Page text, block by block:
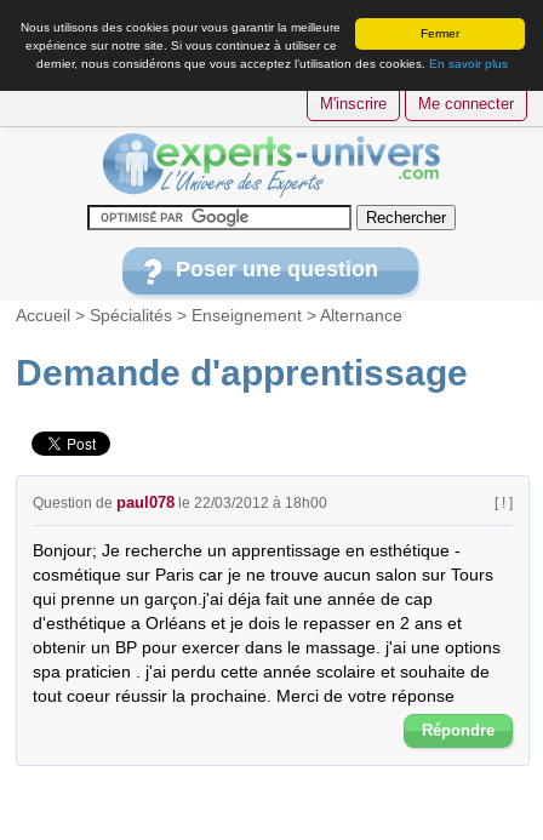
Fermer
Nous utilisons des cookies pour vous garantir la meilleure
expérience sur notre site. Si vous continuez à utiliser ce
dernier, nous considérons que vous acceptez l’utilisation des cookies. En savoir plus
M'inscrire Me connecter
Poser une question
Accueil > Spécialités > Enseignement >Alternance
Demande d'apprentissage
Question depaul078 le 22/03/2012 à 18h00 [ ! ]
Bonjour; Je recherche un apprentissage en esthétique -
cosmétique sur Paris car je ne trouve aucun salon sur Tours
qui prenne un garçon.j'ai déja fait une année de cap
d'esthétique a Orléans et je dois le repasser en 2 ans et
obtenir un BP pour exercer dans le massage. j'ai une options
spa praticien . j'ai perdu cette année scolaire et souhaite de
tout coeur réussir la prochaine. Merci de votre réponse
Répondre